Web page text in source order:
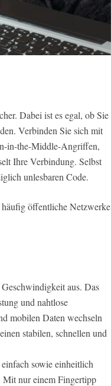
Dabei ist es egal, ob Sie
Verbinden Sie sich mit
in-the-Middle-Angriffen,
Ihre Verbindung. Selbst
unlesbaren Code.
öffentliche Netzwerke
aus. Das
und nahtlose
mobilen Daten wechseln
stabilen, schnellen und
sowie einheitlich
nur einem Fingertipp